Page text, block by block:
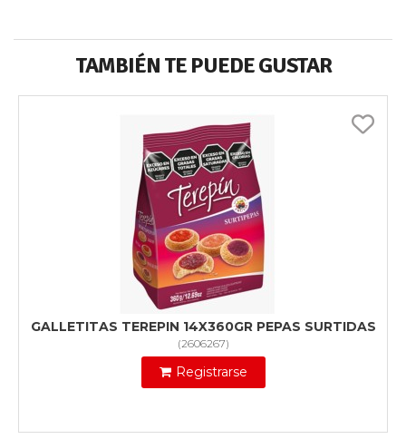
TAMBIÉN TE PUEDE GUSTAR
GALLETITAS TEREPIN 14X360GR PEPAS SURTIDAS
(2606267)
Registrarse